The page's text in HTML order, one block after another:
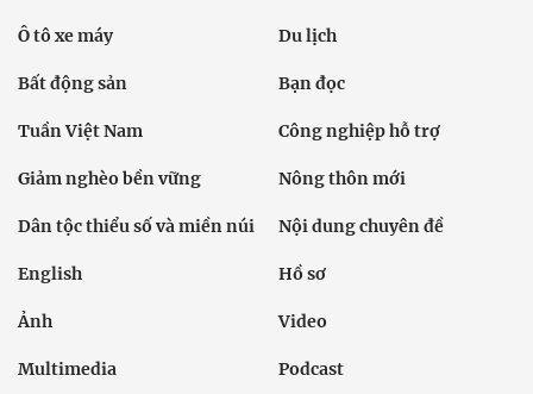
Ô tô xe máy Du lịch
Bất động sản Bạn đọc
Tuần Việt Nam Công nghiệp hỗ trợ
Giảm nghèo bền vững Nông thôn mới
Dân tộc thiểu số và miền núi Nội dung chuyên đề
English Hồ sơ
Ảnh Video
Multimedia Podcast